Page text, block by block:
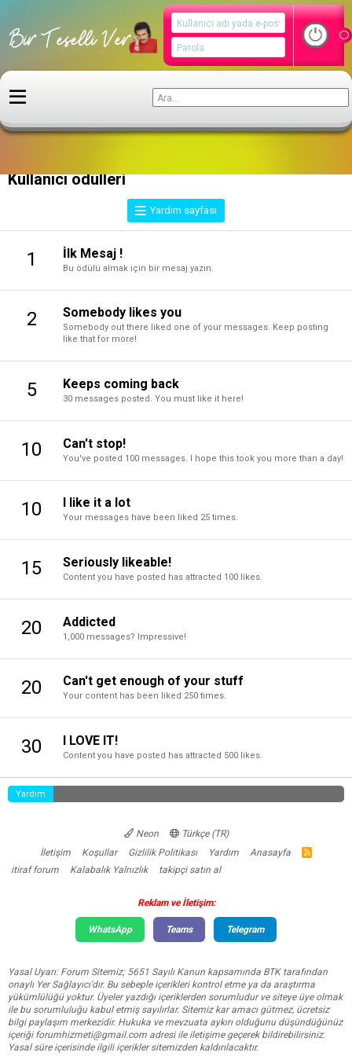
Kullanıcı ödülleri
Yardım sayfası
1 İlk Mesaj !
Bu ödülü almak için bir mesaj yazın.
2 Somebody likes you
Somebody out there liked one of your messages. Keep posting
like that for more!
5 Keeps coming back
30 messages posted. You must like it here!
10 Can't stop!
You've posted 100 messages. I hope this took you more than a day!
10 I like it a lot
Your messages have been liked 25 times.
15 Seriously likeable!
Content you have posted has attracted 100 likes.
20 Addicted
1,000 messages? Impressive!
20 Can't get enough of your stuff
Your content has been liked 250 times.
30 I LOVE IT!
Content you have posted has attracted 500 likes.
Yardım
Neon
Türkçe (TR)
İletişim
Koşullar Gizlilik Politikası Yardım Anasayfa
R
itiraf forum Kalabalık Yalnızlık takipçi satın al
Reklam ve İletişim:
WhatsApp Teams Telegram
Yasal Uyarı: Forum Sitemiz; 5651 Sayılı Kanun kapsamında BTK tarafından
onaylı Yer Sağlayıcı'dır. Bu sebeple içerikleri kontrol etme ya da araştırma
yükümlülüğü yoktur. Üyeler yazdığı içeriklerden sorumludur ve siteye üye olmak
ile bu sorumluluğu kabul etmiş sayılırlar. Sitemiz kar amacı gütmez, ücretsiz
bilgi paylaşım merkezidir. Hukuka ve mevzuata aykırı olduğunu düşündüğünüz
içeriği forumhizmeti@gmail.com adresi ile iletişime geçerek bildirebilirsiniz.
Yasal süre içerisinde ilgili içerikler sitemizden kaldırılacaktır.